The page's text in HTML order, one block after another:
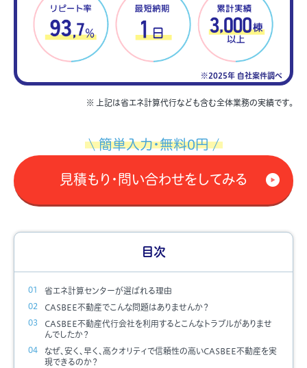
※2025年 自社案件調べ
※ 上記は省エネ計算代行なども含む全体業務の実績です。
簡単入力・無料0円
見積もり・問い合わせをしてみる
目次
省エネ計算センターが選ばれる理由
CASBEE不動産でこんな問題はありませんか？
CASBEE不動産代行会社を利用するとこんなトラブルがありませ
んでしたか？
なぜ、安く、早く、高クオリティで信頼性の高いCASBEE不動産を実
現できるのか？